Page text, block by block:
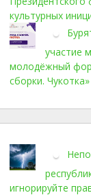
культурных
участие
молодёжный
сборки. Чукотка»
игнорируйте